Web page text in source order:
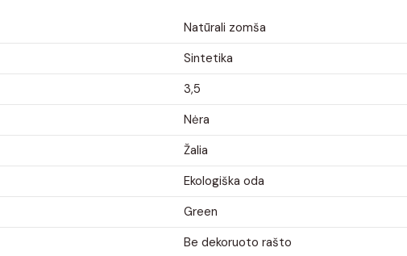
Natūrali zomša
Sintetika
3,5
Nėra
Žalia
Ekologiška oda
Green
Be dekoruoto rašto